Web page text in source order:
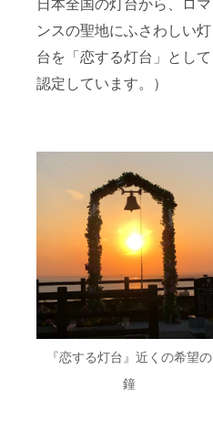
ンスの聖地にふさわしい灯
台を「恋する灯台」として
認定しています。）
『恋する灯台』近くの希望の
鐘